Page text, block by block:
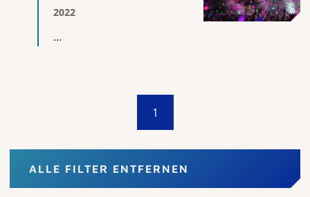
2022
...
1
ALLE FILTER ENTFERNEN